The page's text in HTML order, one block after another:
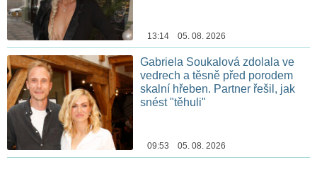
13:14 05. 08. 2026
Gabriela Soukalová zdolala ve
vedrech a těsně před porodem
skalní hřeben. Partner řešil, jak
snést "těhuli"
09:53 05. 08. 2026